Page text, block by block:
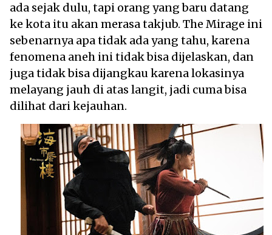
ada sejak dulu, tapi orang yang baru datang
ke kota itu akan merasa takjub. The Mirage ini
sebenarnya apa tidak ada yang tahu, karena
fenomena aneh ini tidak bisa dijelaskan, dan
juga tidak bisa dijangkau karena lokasinya
melayang jauh di atas langit, jadi cuma bisa
dilihat dari kejauhan.